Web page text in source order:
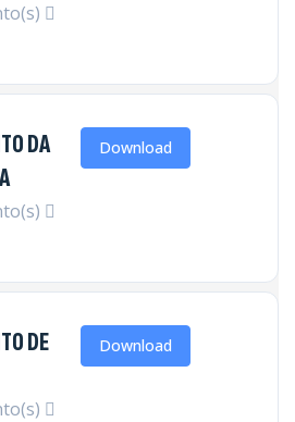
DA
Download
DE
Download